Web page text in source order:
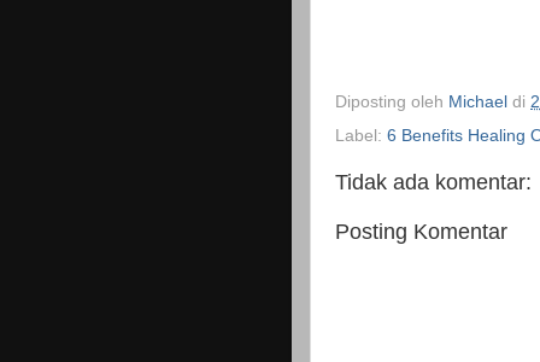
Diposting oleh Michael di
Label: 6 Benefits Healing
Tidak ada komentar:
Posting Komentar